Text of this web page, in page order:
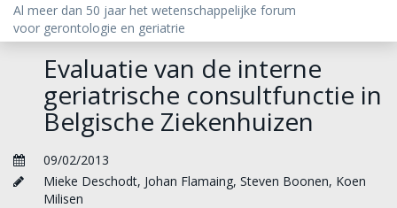
Al meer dan 50 jaar het wetenschappelijke forum
voor gerontologie en geriatrie
Evaluatie van de interne
geriatrische consultfunctie in
Belgische Ziekenhuizen
09/02/2013
Mieke Deschodt, Johan Flamaing, Steven Boonen, Koen
Milisen